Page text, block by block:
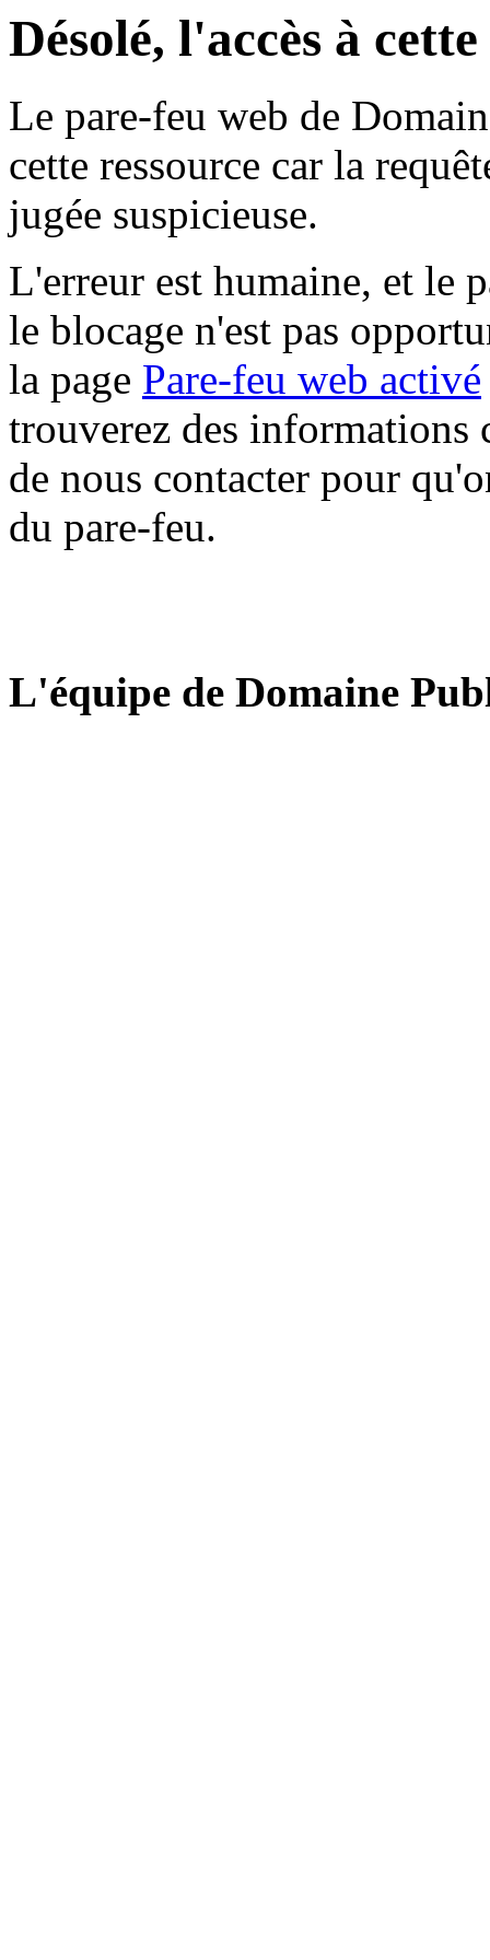
Désolé, l'accès à
Le pare-feu web de
cette ressource car la
jugée suspicieuse.
L'erreur est humaine, et le
le blocage n'est pas
la page Pare-feu web activé
trouverez des informations
de nous contacter pour
du pare-feu.
L'équipe de Domaine